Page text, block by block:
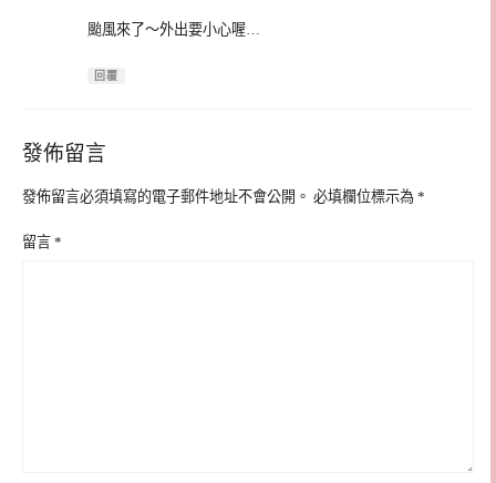
颱風來了～外出要小心喔…
回覆
發佈留言
發佈留言必須填寫的電子郵件地址不會公開。 必填欄位標示為 *
留言 *